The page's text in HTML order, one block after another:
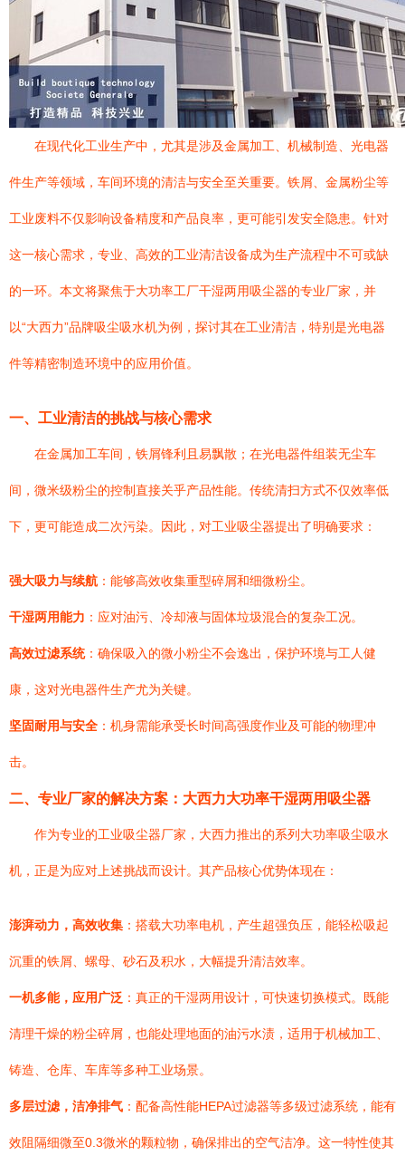
在现代化工业生产中，尤其是涉及金属加工、机械制造、光电器
件生产等领域，车间环境的清洁与安全至关重要。铁屑、金属粉尘等
工业废料不仅影响设备精度和产品良率，更可能引发安全隐患。针对
这一核心需求，专业、高效的工业清洁设备成为生产流程中不可或缺
的一环。本文将聚焦于大功率工厂干湿两用吸尘器的专业厂家，并
以“大西力”品牌吸尘吸水机为例，探讨其在工业清洁，特别是光电器
件等精密制造环境中的应用价值。
一、工业清洁的挑战与核心需求
在金属加工车间，铁屑锋利且易飘散；在光电器件组装无尘车
间，微米级粉尘的控制直接关乎产品性能。传统清扫方式不仅效率低
下，更可能造成二次污染。因此，对工业吸尘器提出了明确要求：
强大吸力与续航 ：能够高效收集重型碎屑和细微粉尘。
干湿两用能力 ：应对油污、冷却液与固体垃圾混合的复杂工况。
高效过滤系统：确保吸入的微小粉尘不会逸出，保护环境与工人健
康，这对光电器件生产尤为关键。
坚固耐用与安全 ：机身需能承受长时间高强度作业及可能的物理冲
击。
二、专业厂家的解决方案：大西力大功率干湿两用吸尘器
作为专业的工业吸尘器厂家，大西力推出的系列大功率吸尘吸水
机，正是为应对上述挑战而设计。其产品核心优势体现在：
澎湃动力，高效收集 ：搭载大功率电机，产生超强负压，能轻松吸起
沉重的铁屑、螺母、砂石及积水，大幅提升清洁效率。
一机多能，应用广泛 ：真正的干湿两用设计，可快速切换模式。既能
清理干燥的粉尘碎屑，也能处理地面的油污水渍，适用于机械加工、
铸造、仓库、车库等多种工业场景。
多层过滤，洁净排气 ：配备高性能HEPA过滤器等多级过滤系统，能有
效阻隔细微至0.3微米的颗粒物，确保排出的空气洁净。这一特性使其